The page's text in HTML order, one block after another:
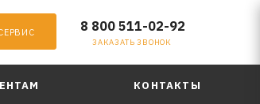
8 800 511-02-92
ЗАКАЗАТЬ ЗВОНОК
КОНТАКТЫ